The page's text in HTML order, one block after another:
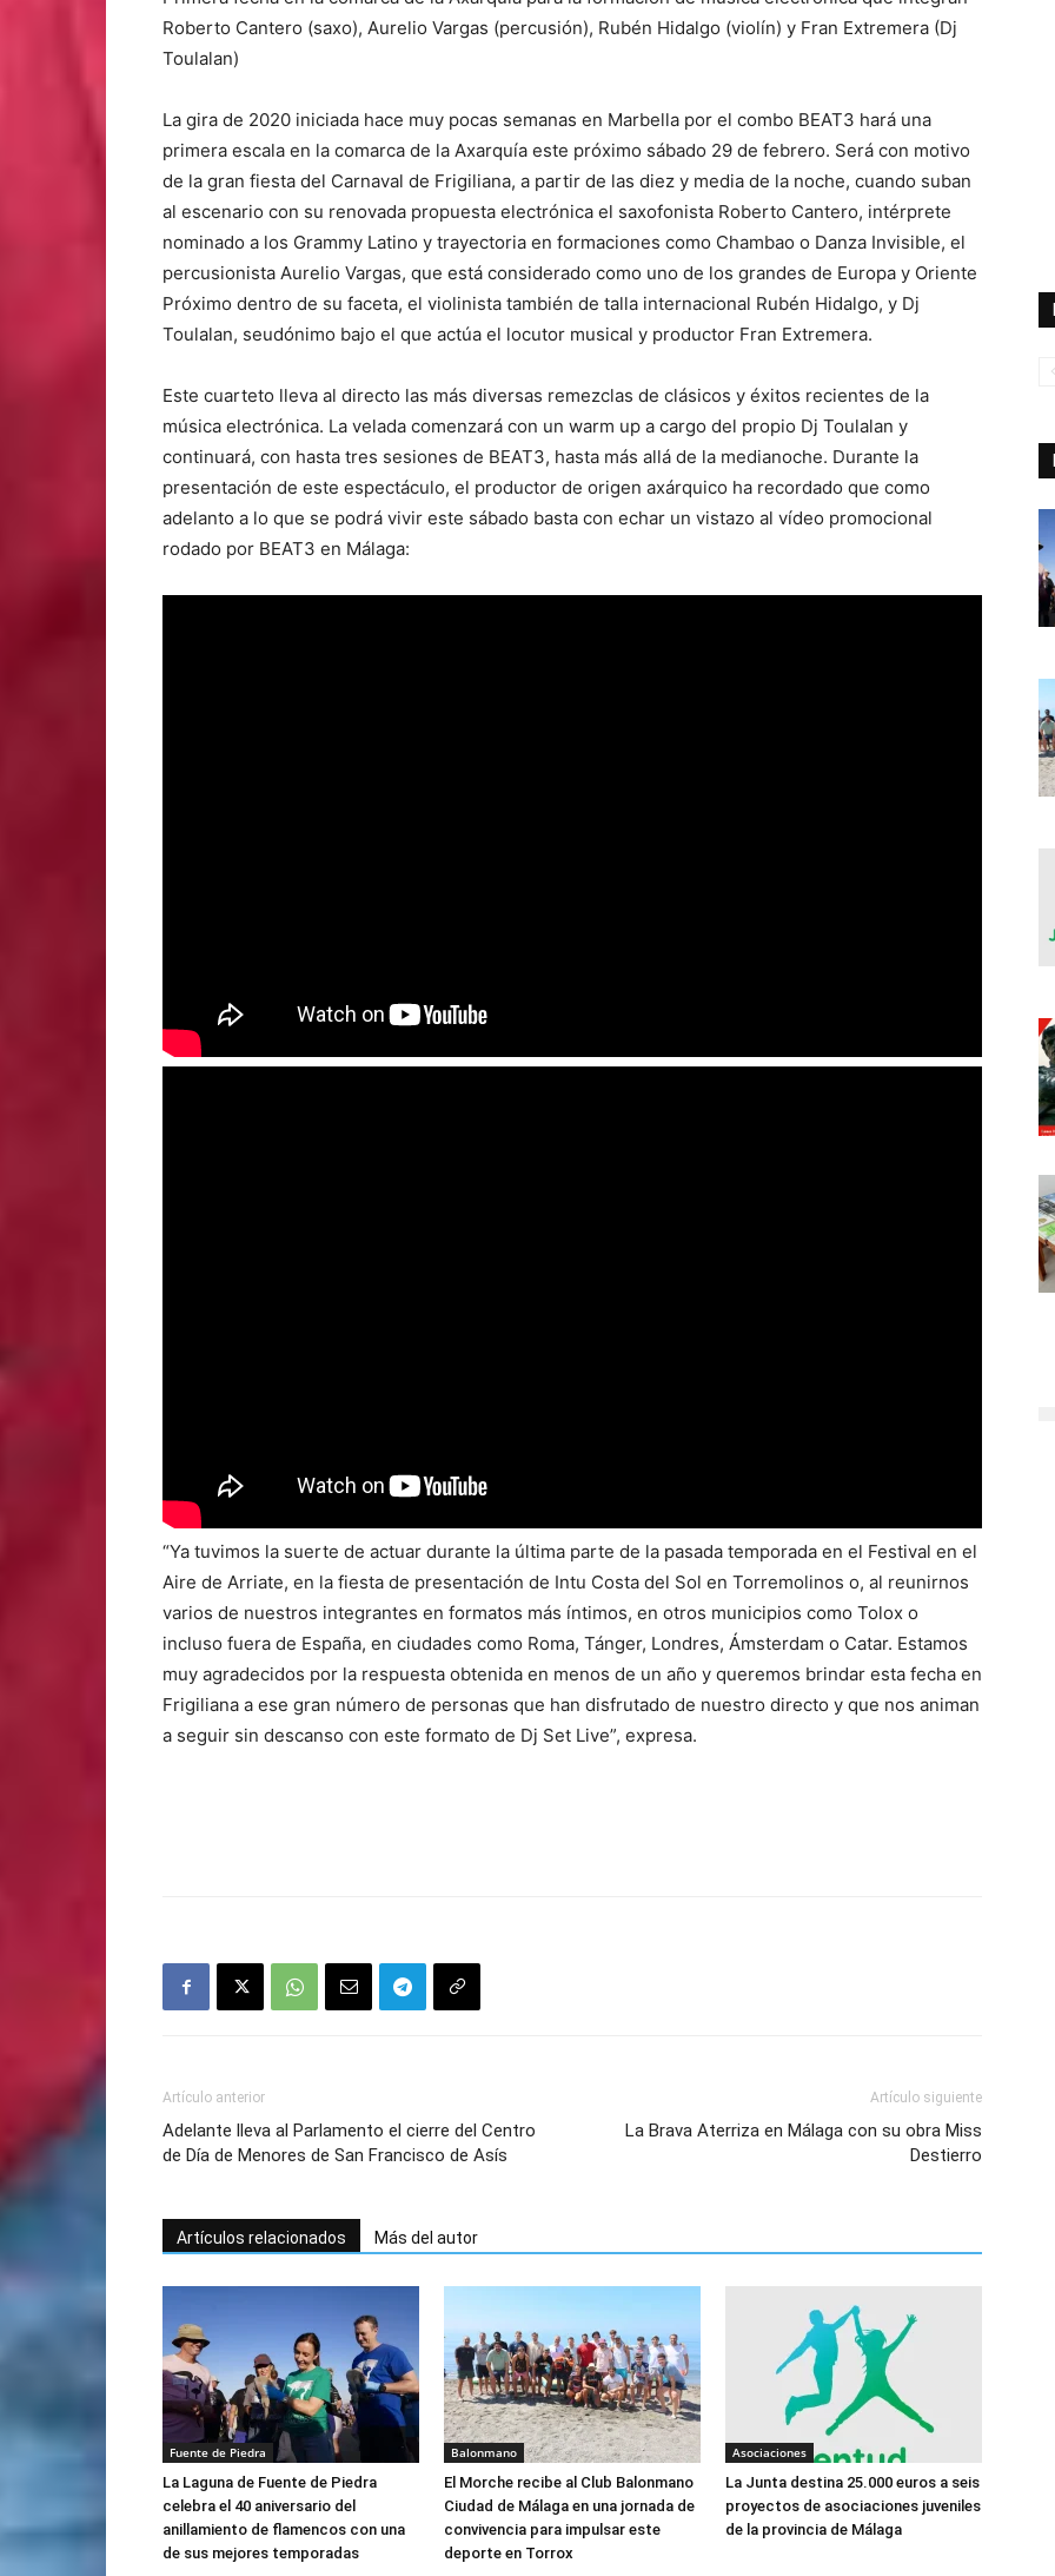
Roberto Cantero (saxo), Aurelio Vargas (percusión), Rubén Hidalgo (violín) y Fran Extremera (Dj
Toulalan)
La gira de 2020 iniciada hace muy pocas semanas en Marbella por el combo BEAT3 hará una
primera escala en la comarca de la Axarquía este próximo sábado 29 de febrero. Será con motivo
de la gran fiesta del Carnaval de Frigiliana, a partir de las diez y media de la noche, cuando suban
al escenario con su renovada propuesta electrónica el saxofonista Roberto Cantero, intérprete
nominado a los Grammy Latino y trayectoria en formaciones como Chambao o Danza Invisible, el
percusionista Aurelio Vargas, que está considerado como uno de los grandes de Europa y Oriente
Próximo dentro de su faceta, el violinista también de talla internacional Rubén Hidalgo, y Dj
Toulalan, seudónimo bajo el que actúa el locutor musical y productor Fran Extremera.
Este cuarteto lleva al directo las más diversas remezclas de clásicos y éxitos recientes de la
música electrónica. La velada comenzará con un warm up a cargo del propio Dj Toulalan y
continuará, con hasta tres sesiones de BEAT3, hasta más allá de la medianoche. Durante la
presentación de este espectáculo, el productor de origen axárquico ha recordado que como
adelanto a lo que se podrá vivir este sábado basta con echar un vistazo al vídeo promocional
rodado por BEAT3 en Málaga:
“Ya tuvimos la suerte de actuar durante la última parte de la pasada temporada en el Festival en el
Aire de Arriate, en la fiesta de presentación de Intu Costa del Sol en Torremolinos o, al reunirnos
varios de nuestros integrantes en formatos más íntimos, en otros municipios como Tolox o
incluso fuera de España, en ciudades como Roma, Tánger, Londres, Ámsterdam o Catar. Estamos
muy agradecidos por la respuesta obtenida en menos de un año y queremos brindar esta fecha en
Frigiliana a ese gran número de personas que han disfrutado de nuestro directo y que nos animan
a seguir sin descanso con este formato de Dj Set Live”, expresa.
Artículo anterior
Adelante lleva al Parlamento el cierre del Centro
de Día de Menores de San Francisco de Asís
Artículo siguiente
La Brava Aterriza en Málaga con su obra Miss
Destierro
Artículos relacionados Más del autor
Fuente de Piedra
La Laguna de Fuente de Piedra
celebra el 40 aniversario del
anillamiento de flamencos con una
de sus mejores temporadas
Balonmano
El Morche recibe al Club Balonmano
Ciudad de Málaga en una jornada de
convivencia para impulsar este
deporte en Torrox
Asociaciones
La Junta destina 25.000 euros a seis
proyectos de asociaciones juveniles
de la provincia de Málaga